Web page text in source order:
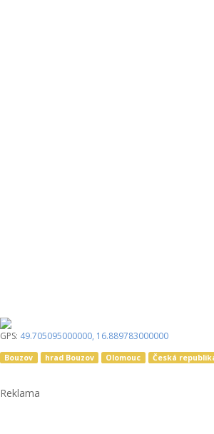
GPS: 49.705095000000, 16.889783000000
Bouzov hrad Bouzov Olomouc Česká
Reklama